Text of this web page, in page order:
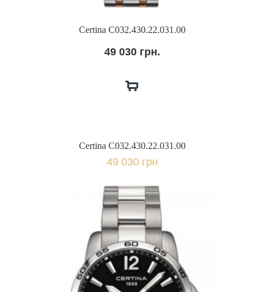
Certina C032.430.22.031.00
49 030 грн.
Certina C032.430.22.031.00
49 030 грн